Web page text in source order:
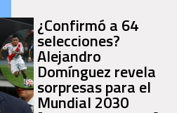
¿Confirmó a 64
selecciones?
Alejandro
Domínguez revela
sorpresas para el
Mundial 2030